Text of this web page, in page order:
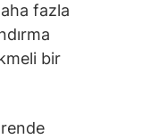
fazla
bir